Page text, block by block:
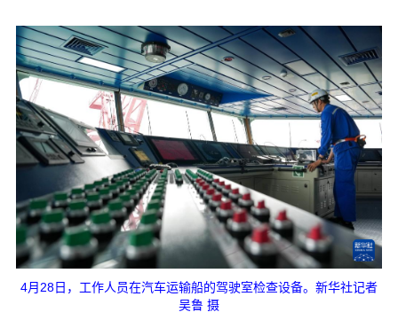
4月28日，工作人员在汽车运输船的驾驶室检查设备。新华社记者
吴鲁 摄